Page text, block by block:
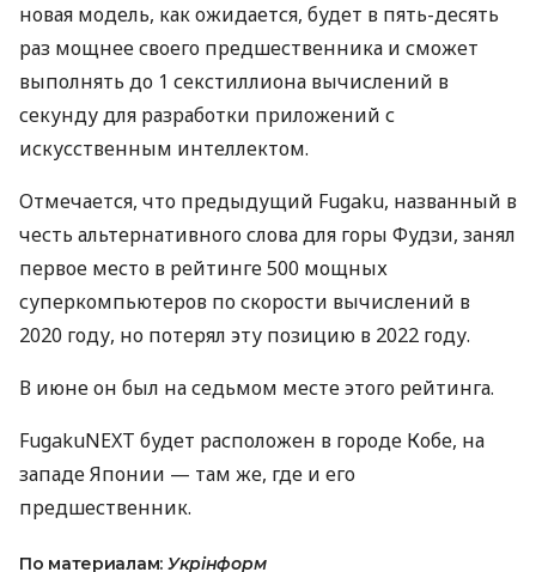
новая модель, как ожидается, будет в пять-десять
раз мощнее своего предшественника и сможет
выполнять до 1 секстиллиона вычислений в
секунду для разработки приложений с
искусственным интеллектом.
Отмечается, что предыдущий Fugaku, названный в
честь альтернативного слова для горы Фудзи, занял
первое место в рейтинге 500 мощных
суперкомпьютеров по скорости вычислений в
2020 году, но потерял эту позицию в 2022 году.
В июне он был на седьмом месте этого рейтинга.
FugakuNEXT будет расположен в городе Кобе, на
западе Японии — там же, где и его
предшественник.
По материалам: Укрінформ